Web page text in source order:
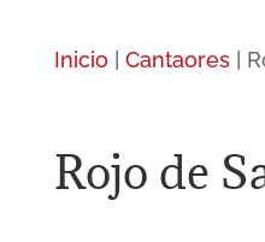
Inicio Cantaores|
Rojo de